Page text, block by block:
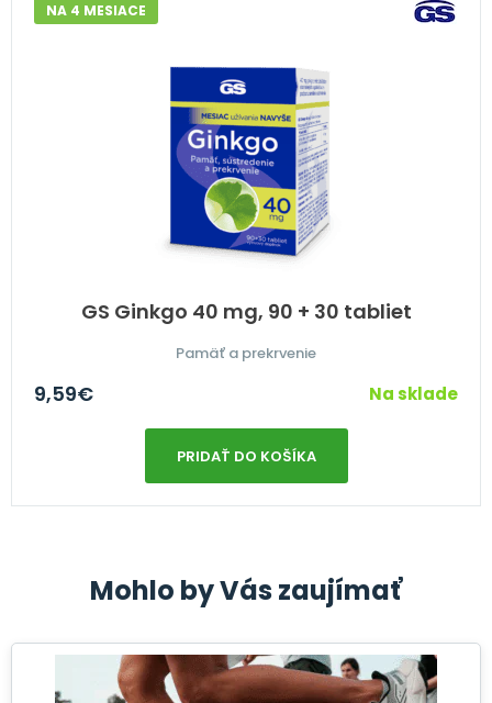
GS Ginkgo 40 mg, 90 + 30 tabliet
NA 4 MESIACE
Pamäť a prekrvenie
9,59€ Na sklade
PRIDAŤ DO KOŠÍKA
Mohlo by Vás zaujímať